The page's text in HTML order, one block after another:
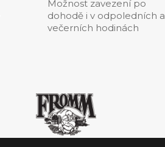
Možnost zavezení po
dohodě i v odpoledních a
večerních hodinách